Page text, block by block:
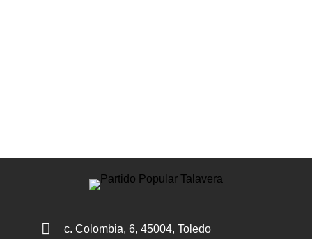
 c. Colombia, 6, 45004, Toledo